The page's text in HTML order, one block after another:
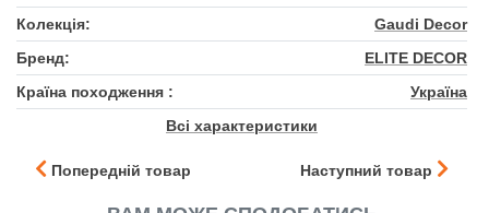
Колекція:
Gaudi Decor
Бренд:
ELITE DECOR
Країна походження :
Україна
Всі характеристики
Попередній товар Наступний товар